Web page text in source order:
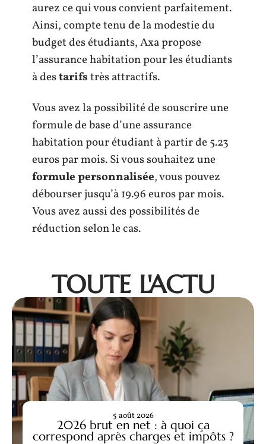
aurez ce qui vous convient parfaitement.
Ainsi, compte tenu de la modestie du
budget des étudiants, Axa propose
l’assurance habitation pour les étudiants
à destarifstrès attractifs.
Vous avez la possibilité de souscrire une
formule de base d’une assurance
habitation pour étudiant à partir de 5.23
euros par mois. Si vous souhaitez une
formule personnalisée, vous pouvez
débourser jusqu’à 19.96 euros par mois.
Vous avez aussi des possibilités de
réduction selon le cas.
TOUTE L'ACTU
2026 brut en net : à quoi ça
correspond après charges et impôts ?
5 août 2026